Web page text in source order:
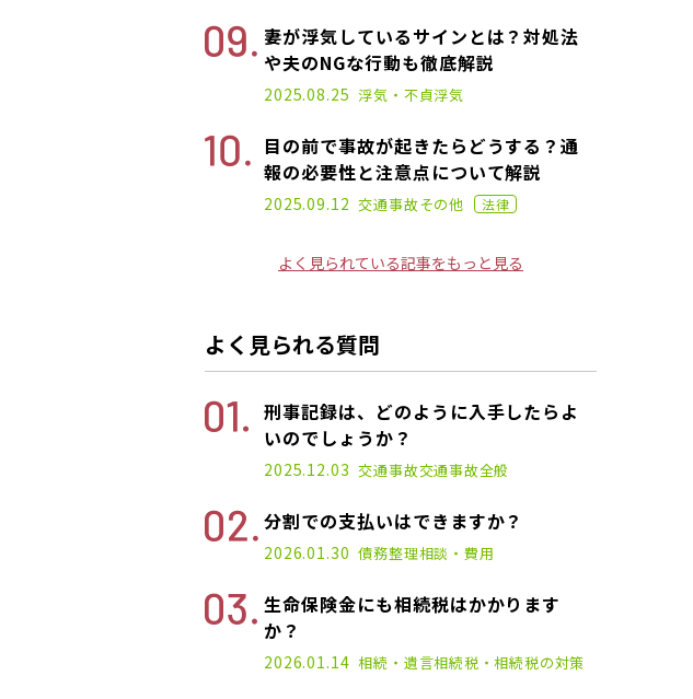
妻が浮気しているサインとは？対処法
や夫のNGな行動も徹底解説
2025.01.17
2025.08.25 浮気・不貞浮気
目の前で事故が起きたらどうする？通
報の必要性と注意点について解説
2021.02.26
2025.09.12 交通事故その他 法律
よく見られている記事をもっと見る
よく見られる質問
刑事記録は、どのように入手したらよ
いのでしょうか？
2025.12.03 交通事故交通事故全般
分割での支払いはできますか？
2026.01.30 債務整理相談・費用
生命保険金にも相続税はかかります
か？
2026.01.14 相続・遺言相続税・相続税の対策